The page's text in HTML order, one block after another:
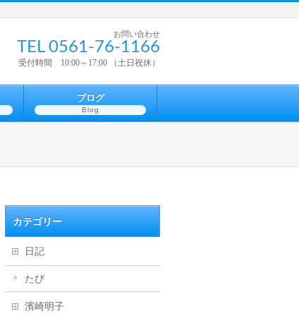
お問い合わせ
TEL 0561-76-1166
受付時間 10:00～17:00 （土日祝休）
ブログ
Blog
カテゴリー
日記
たび
濱崎明子